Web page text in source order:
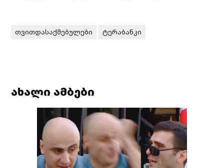
თვითდასაქმებულები ტერაბანკი
ახალი ამბები